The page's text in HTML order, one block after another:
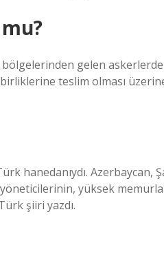
bölgelerinden gelen
teslim olması
hanedanıydı. Azerbaycan,
yüksek
şiiri yazdı.